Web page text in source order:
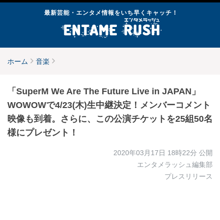
最新芸能・エンタメ情報をいち早くキャッチ！
ホーム 音楽
「SuperM We Are The Future Live in JAPAN」
WOWOWで4/23(木)生中継決定！メンバーコメント
映像も到着。さらに、この公演チケットを25組50名
様にプレゼント！
2020年03月17日 18時22分 公開
エンタメラッシュ編集部
プレスリリース